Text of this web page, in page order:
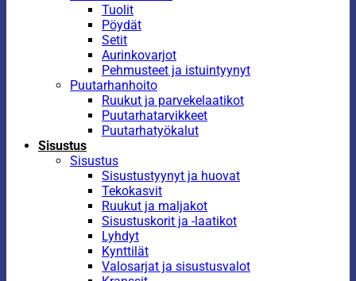
Tuolit
Pöydät
Setit
Aurinkovarjot
Pehmusteet ja istuintyynyt
Puutarhanhoito
Ruukut ja parvekelaatikot
Puutarhatarvikkeet
Puutarhatyökalut
Sisustus
Sisustus
Sisustustyynyt ja huovat
Tekokasvit
Ruukut ja maljakot
Sisustuskorit ja -laatikot
Lyhdyt
Kynttilät
Valosarjat ja sisustusvalot